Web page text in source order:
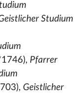
Studium
Pfarrer
Geistlicher